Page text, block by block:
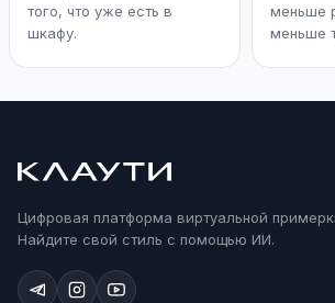
того, что уже есть в
шкафу.
меньше
меньше
Цифровая платформа виртуальной
Найдите свой стиль с помощью ИИ.